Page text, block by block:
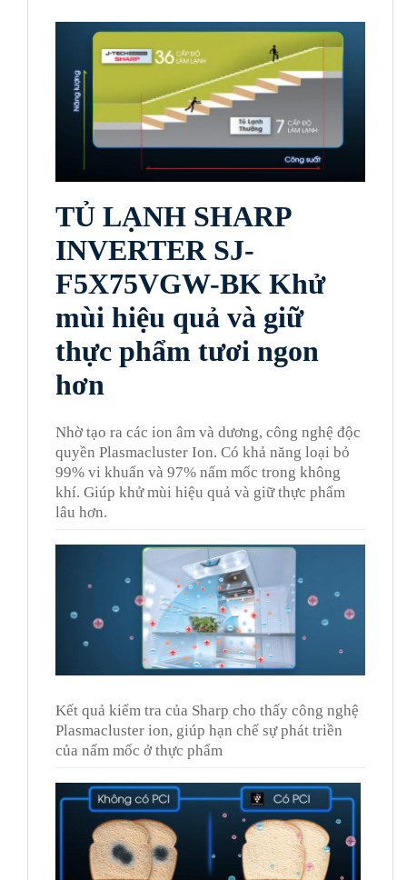
TỦ LẠNH SHARP
INVERTER SJ-
F5X75VGW-BK Khử
mùi hiệu quả và giữ
thực phẩm tươi ngon
hơn
Nhờ tạo ra các ion âm và dương, công nghệ độc
quyền Plasmacluster Ion. Có khả năng loại bỏ
99% vi khuẩn và 97% nấm mốc trong không
khí. Giúp khử mùi hiệu quả và giữ thực phẩm
lâu hơn.
Kết quả kiểm tra của Sharp cho thấy công nghệ
Plasmacluster ion, giúp hạn chế sự phát triền
của nấm mốc ở thực phẩm